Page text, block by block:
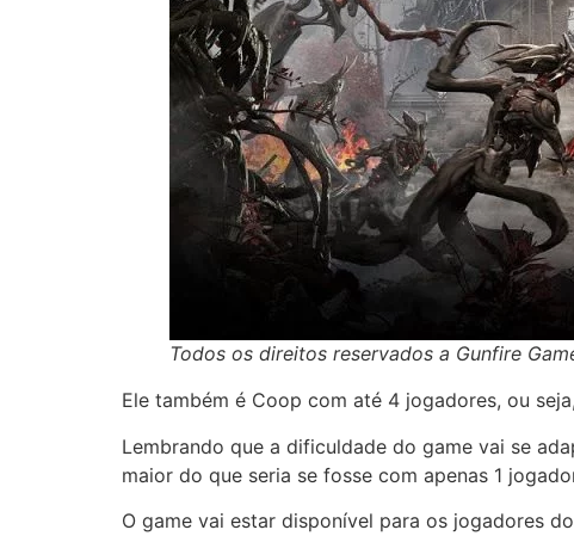
Todos os direitos reservados a Gunfire
Ele também é Coop com até 4 jogadores, ou
Lembrando que a dificuldade do game vai se
maior do que seria se fosse com apenas 1
O game vai estar disponível para os jogadores